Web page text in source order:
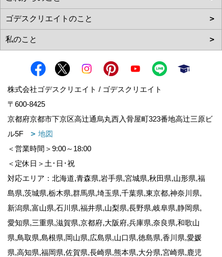
株式会社ゴデスクリエイト / ゴデスクリエイト
〒600-8425
京都府京都市下京区高辻通烏丸西入骨屋町323番地高辻三原ビ
ル5F
地図
＜営業時間＞9:00～18:00
＜定休日＞土･日･祝
対応エリア：北海道,青森県,岩手県,宮城県,秋田県,山形県,福
島県,茨城県,栃木県,群馬県,埼玉県,千葉県,東京都,神奈川県,
新潟県,富山県,石川県,福井県,山梨県,長野県,岐阜県,静岡県,
愛知県,三重県,滋賀県,京都府,大阪府,兵庫県,奈良県,和歌山
県,鳥取県,島根県,岡山県,広島県,山口県,徳島県,香川県,愛媛
県,高知県,福岡県,佐賀県,長崎県,熊本県,大分県,宮崎県,鹿児